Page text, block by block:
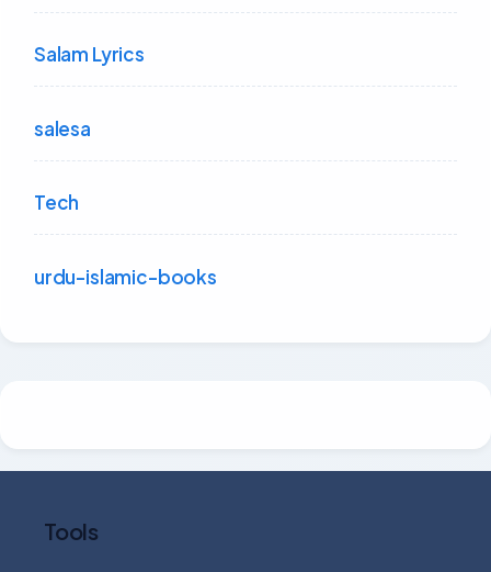
Salam Lyrics
salesa
Tech
urdu-islamic-books
Tools